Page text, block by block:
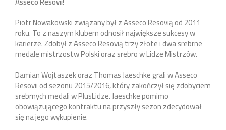
Piotr Nowakowski związany był z Asseco Resovią od 2011
roku. To z naszym klubem odnosił największe sukcesy w
karierze. Zdobył z Asseco Resovią trzy złote i dwa srebrne
medale mistrzostw Polski oraz srebro w Lidze Mistrzów.
Damian Wojtaszek oraz Thomas Jaeschke grali w Asseco
Resovii od sezonu 2015/2016, który zakończył się zdobyciem
srebrnych medali w PlusLidze. Jaeschke pomimo
obowiązującego kontraktu na przyszły sezon zdecydował
się na jego wykupienie.